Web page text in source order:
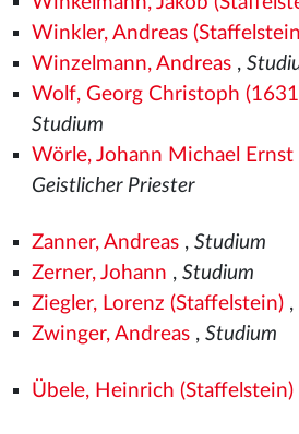
Winkler, Andreas
Winzelmann, Andreas,
Wolf, Georg Christoph
Studium
Wörle, Johann Michael Ernst
Geistlicher Priester
Zanner, Andreas, Studium
Zerner, Johann , Studium
Ziegler, Lorenz (Staffelstein),
Zwinger, Andreas, Studium
Übele, Heinrich (Staffelstein)